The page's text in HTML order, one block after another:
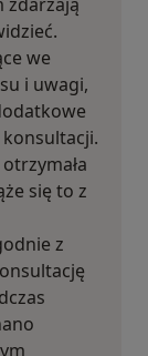
we
i uwagi,
się to z
z